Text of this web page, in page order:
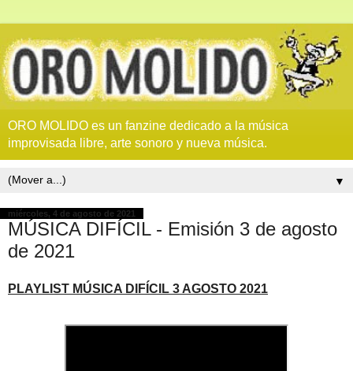
ORO MOLIDO es un fanzine dedicado a la música
improvisada libre, arte sonoro y nueva música.
▼
miércoles, 4 de agosto de 2021
MÚSICA DIFÍCIL - Emisión 3 de agosto
de 2021
PLAYLIST MÚSICA DIFÍCIL 3 AGOSTO 2021